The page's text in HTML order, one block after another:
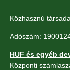
Közhasznú
Adószám:
HUF és egyéb
Központi